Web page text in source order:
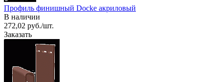
Профиль финишный Docke акриловый
В наличии
272,02 руб./шт.
Заказать